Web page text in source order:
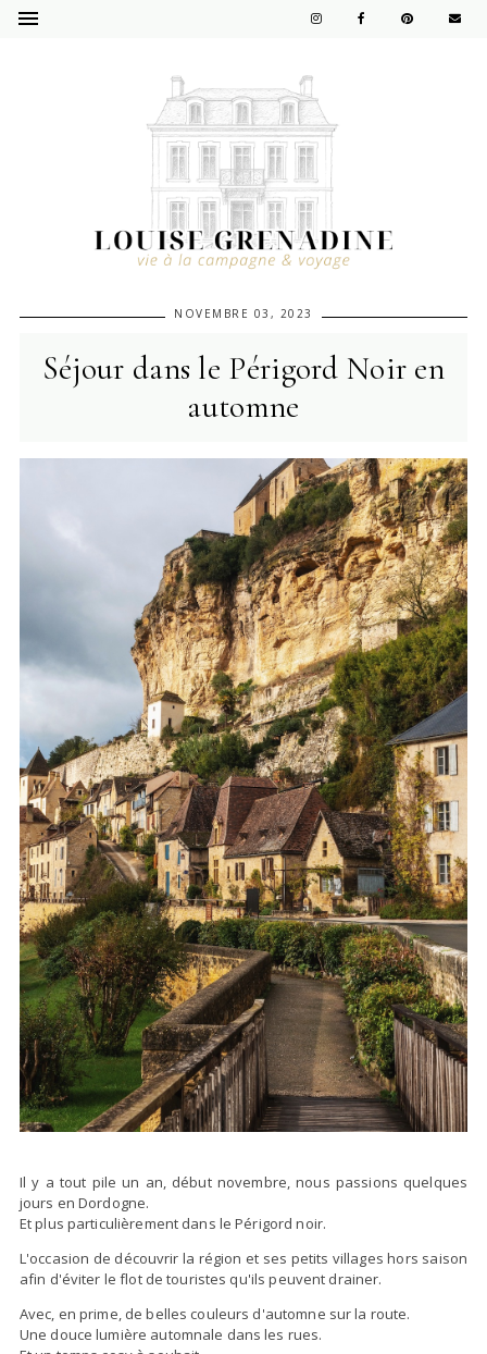
NOVEMBRE 03, 2023
Séjour dans le Périgord Noir en
automne
Il y a tout pile un an, début novembre, nous passions quelques
jours en Dordogne.
Et plus particulièrement dans le Périgord noir.
L'occasion de découvrir la région et ses petits villages hors saison
afin d'éviter le flot de touristes qu'ils peuvent drainer.
Avec, en prime, de belles couleurs d'automne sur la route.
Une douce lumière automnale dans les rues.